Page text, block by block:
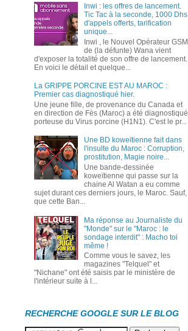
Inwi : les offres de lancement.
Tic Tac à la seconde, 1000 Dhs
d'appels offerts, tarification
unique...
Inwi , le Nouvel Opérateur GSM
de (la défunte) Wana vient
d'exposer la totalité de son offre de lancement.
En voici le détail et quelque...
La GRIPPE PORCINE EST AU MAROC :
Premier cas diagnostiqué hier.
Une jeune fille, de provenance du Canada et
en direction de Fès (Maroc) a été diagnostiqué
porteuse du Virus porcine (H1N1). C'est le pr...
Une BD koweïtienne fait dans
l'insulte du Maroc : Corruption,
prostitution, Magie noire...
Une bande-dessinée
koweïtienne qui passe sur la
chaine Al Watan a eu comme
sujet durant ces derniers jours, le Maroc. Sauf,
que cette Ban...
Ma réponse au Journaliste du
"Monde" sur le "Maroc : le
sondage interdit" : Macho toi
même !
Comme vous le savez, les
magazines "Telquel" et
"Nichane" ont été saisis par le ministère de
l'intérieur suite à l...
RECHERCHE GOOGLE SUR LE BLOG